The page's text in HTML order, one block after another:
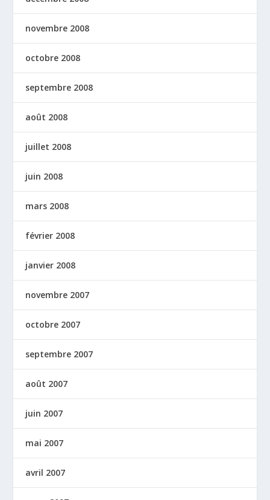
novembre 2008
octobre 2008
septembre 2008
août 2008
juillet 2008
juin 2008
mars 2008
février 2008
janvier 2008
novembre 2007
octobre 2007
septembre 2007
août 2007
juin 2007
mai 2007
avril 2007